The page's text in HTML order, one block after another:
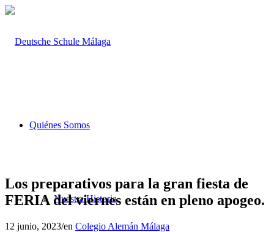
Quiénes Somos
Nuestra Historia
Los preparativos para la gran fiesta de
FERIA del viernes están en pleno apogeo.
12 junio, 2023/en Colegio Alemán Málaga